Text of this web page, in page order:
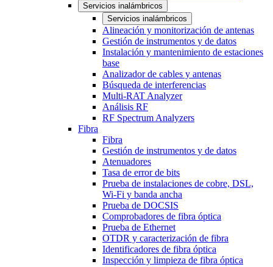
Servicios inalámbricos
Servicios inalámbricos
Alineación y monitorización de antenas
Gestión de instrumentos y de datos
Instalación y mantenimiento de estaciones
base
Analizador de cables y antenas
Búsqueda de interferencias
Multi-RAT Analyzer
Análisis RF
RF Spectrum Analyzers
Fibra
Fibra
Gestión de instrumentos y de datos
Atenuadores
Tasa de error de bits
Prueba de instalaciones de cobre, DSL,
Wi-Fi y banda ancha
Prueba de DOCSIS
Comprobadores de fibra óptica
Prueba de Ethernet
OTDR y caracterización de fibra
Identificadores de fibra óptica
Inspección y limpieza de fibra óptica